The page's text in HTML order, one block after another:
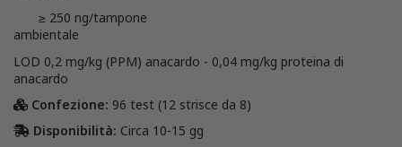
≥ 250 ng/tampone
LOD 0,2 mg/kg (PPM) anacardo - 0,04 mg/kg proteina di
anacardo
Confezione: 96 test (12 strisce da 8)
Disponibilità: Circa 10-15 gg